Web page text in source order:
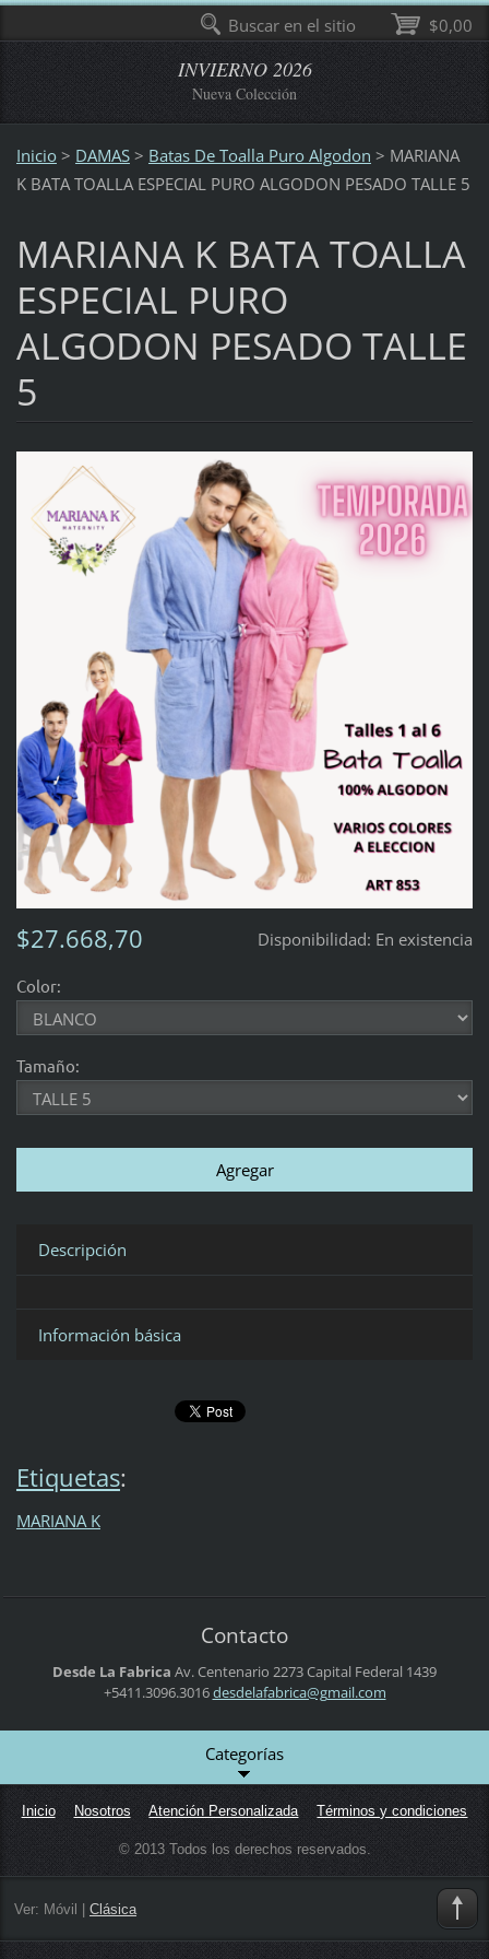
INVIERNO 2026
Nueva Colección
Inicio > DAMAS > Batas De Toalla Puro Algodon > MARIANA
K BATA TOALLA ESPECIAL PURO ALGODON PESADO TALLE 5
MARIANA K BATA TOALLA
ESPECIAL PURO
ALGODON PESADO TALLE
5
Disponibilidad: En existencia
$27.668,70
Color:
Tamaño:
Descripción
Información básica
Etiquetas:
MARIANA K
Contacto
Desde La Fabrica Av. Centenario 2273Capital Federal 1439
+5411.3096.3016desdelafabrica@gmail.com
Categorías
Inicio Nosotros Atención Personalizada Términos y condiciones
© 2013 Todos los derechos reservados.
Ver: Móvil Clásica
$0,00
Buscar en el sitio